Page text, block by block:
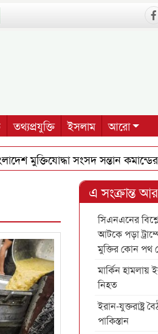
তথ্যপ্রযুক্তি ইসলাম আরো
মুক্তিযোদ্ধা সংসদ সন্তান কমান্ডের
রায়হান আহমদ মাহফুজ তরুণ
এ সংক্রান্ত
সিএনএনের
আটকে পড়া
মুক্তির কোন পথ
মার্কিন হামলায়
নিহত
ইরান-যুক্তরাষ্ট্র
পাকিস্তান